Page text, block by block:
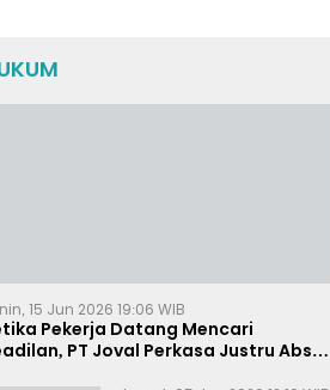
15 Jun 2026 19:06 WIB
Pekerja Datang Mencari
PT Joval Perkasa Justru Absen